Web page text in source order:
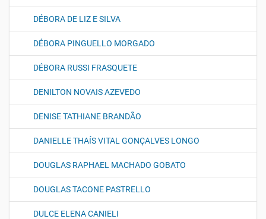
DÉBORA DE LIZ E SILVA
DÉBORA PINGUELLO MORGADO
DÉBORA RUSSI FRASQUETE
DENILTON NOVAIS AZEVEDO
DENISE TATHIANE BRANDÃO
DANIELLE THAÍS VITAL GONÇALVES LONGO
DOUGLAS RAPHAEL MACHADO GOBATO
DOUGLAS TACONE PASTRELLO
DULCE ELENA CANIELI